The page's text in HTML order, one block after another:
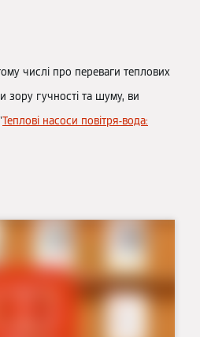
числі про переваги теплових
зору гучності та шуму, ви
Теплові насоси повітря-вода: